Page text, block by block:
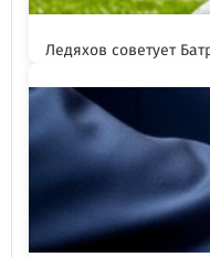
Ледяхов советует